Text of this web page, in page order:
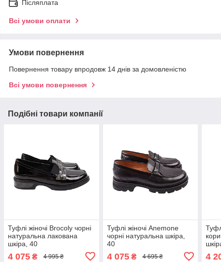
Післяплата
Всі умови оплати
Умови повернення
Повернення товару впродовж 14 днів за домовленістю
Всі умови повернення
Подібні товари компанії
Туфлі жіночі Brocoly чорні
натуральна лакована
шкіра, 40
4 075 ₴ 4 995 ₴
Туфлі жіночі Anemone
чорні натуральна шкіра,
40
4 075₴ 4 695 ₴ 4